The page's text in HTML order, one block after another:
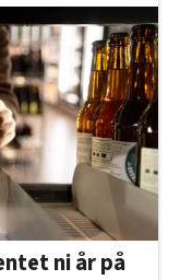
ni år på